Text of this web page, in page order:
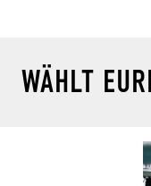
WÄHLT